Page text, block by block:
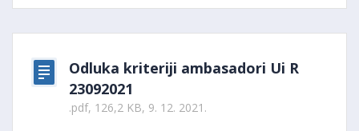
Odluka kriteriji ambasadori Ui R
23092021
.pdf, 126,2 KB, 9. 12. 2021.